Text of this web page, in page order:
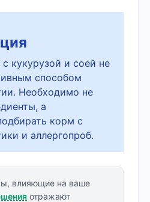
кукурузой и соей не
способом
Необходимо не
а
корм с
и аллергопроб.
влияющие на ваше
отражают